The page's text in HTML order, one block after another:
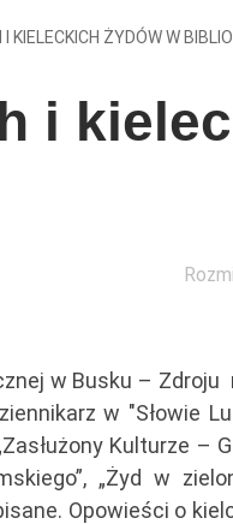
KIELECKICH ŻYDÓW W
i
w Busku –
w "Słowie
Kulturze –
„Żyd w
Opowieści o